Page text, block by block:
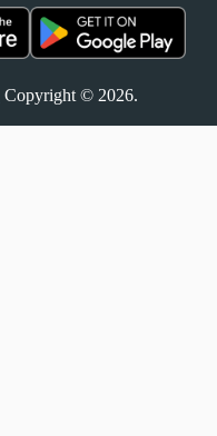
Copyright © 2026.